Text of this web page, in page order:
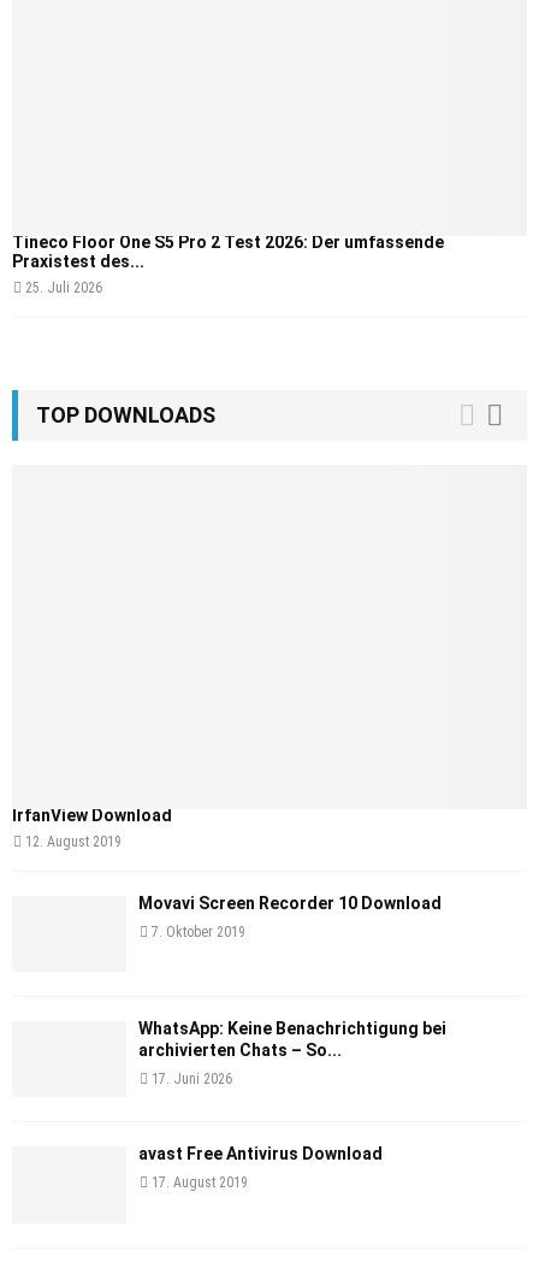
Tineco Floor One S5 Pro 2 Test 2026: Der umfassende
Praxistest des...
25. Juli 2026
TOP DOWNLOADS
IrfanView Download
12. August 2019
Movavi Screen Recorder 10 Download
7. Oktober 2019
WhatsApp: Keine Benachrichtigung bei
archivierten Chats – So...
17. Juni 2026
avast Free Antivirus Download
17. August 2019